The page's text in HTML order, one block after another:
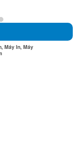
Máy In, Máy